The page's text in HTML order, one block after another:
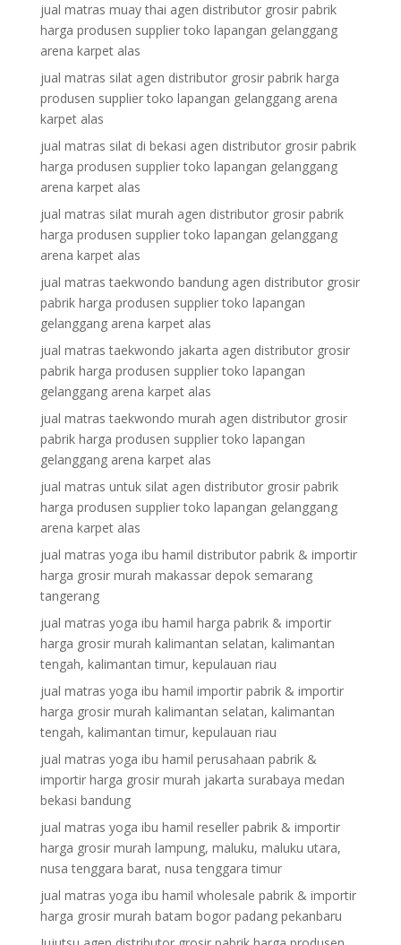
jual matras muay thai agen distributor grosir pabrik
harga produsen supplier toko lapangan gelanggang
arena karpet alas
jual matras silat agen distributor grosir pabrik harga
produsen supplier toko lapangan gelanggang arena
karpet alas
jual matras silat di bekasi agen distributor grosir pabrik
harga produsen supplier toko lapangan gelanggang
arena karpet alas
jual matras silat murah agen distributor grosir pabrik
harga produsen supplier toko lapangan gelanggang
arena karpet alas
jual matras taekwondo bandung agen distributor grosir
pabrik harga produsen supplier toko lapangan
gelanggang arena karpet alas
jual matras taekwondo jakarta agen distributor grosir
pabrik harga produsen supplier toko lapangan
gelanggang arena karpet alas
jual matras taekwondo murah agen distributor grosir
pabrik harga produsen supplier toko lapangan
gelanggang arena karpet alas
jual matras untuk silat agen distributor grosir pabrik
harga produsen supplier toko lapangan gelanggang
arena karpet alas
jual matras yoga ibu hamil distributor pabrik & importir
harga grosir murah makassar depok semarang
tangerang
jual matras yoga ibu hamil harga pabrik & importir
harga grosir murah kalimantan selatan, kalimantan
tengah, kalimantan timur, kepulauan riau
jual matras yoga ibu hamil importir pabrik & importir
harga grosir murah kalimantan selatan, kalimantan
tengah, kalimantan timur, kepulauan riau
jual matras yoga ibu hamil perusahaan pabrik &
importir harga grosir murah jakarta surabaya medan
bekasi bandung
jual matras yoga ibu hamil reseller pabrik & importir
harga grosir murah lampung, maluku, maluku utara,
nusa tenggara barat, nusa tenggara timur
jual matras yoga ibu hamil wholesale pabrik & importir
harga grosir murah batam bogor padang pekanbaru